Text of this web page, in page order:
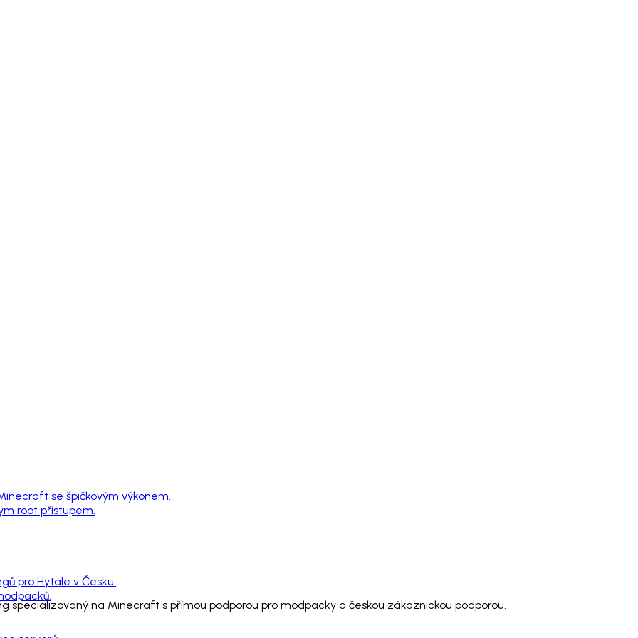
se špičkovým výkonem.
root přístupem.
pro Hytale v Česku.
specializovaný na Minecraft s přímou podporou pro modpacky a českou zákaznickou podporou.